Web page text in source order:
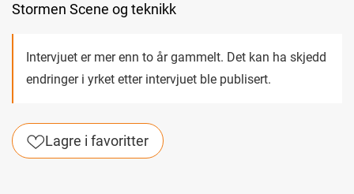
Stormen Scene og teknikk
Intervjuet er mer enn to år gammelt. Det kan ha skjedd
endringer i yrket etter intervjuet ble publisert.
Lagre i favoritter